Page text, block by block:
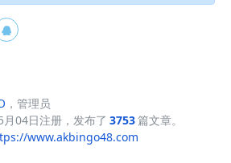

，管理员
04日注册，发布了 3753篇文章。
www.akbingo48.com